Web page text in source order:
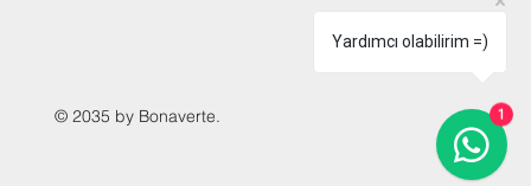
© 2035 by Bonaverte.
Yardımcı olabilirim =)
1